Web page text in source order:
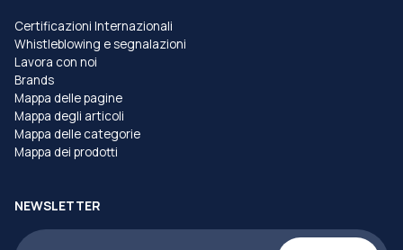
Certificazioni Internazionali
Whistleblowing e segnalazioni
Lavora con noi
Brands
Mappa delle pagine
Mappa degli articoli
Mappa delle categorie
Mappa dei prodotti
NEWSLETTER